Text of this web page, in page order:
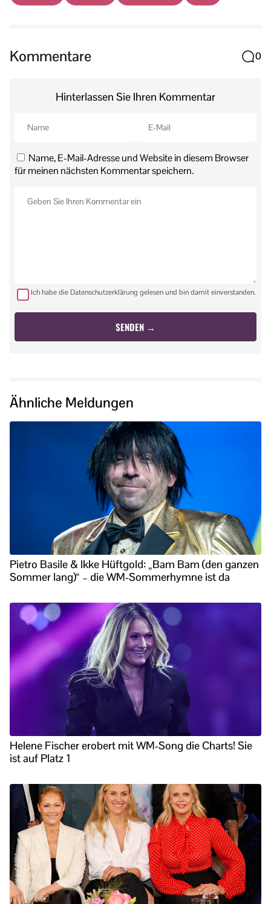
Kommentare 0
Hinterlassen Sie Ihren Kommentar
Name, E-Mail-Adresse und Website in diesem Browser
für meinen nächsten Kommentar speichern.
Ich habe die Datenschutzerklärung gelesen und bin damit einverstanden.
Ähnliche Meldungen
Pietro Basile & Ikke Hüftgold: „Bam Bam (den ganzen
Sommer lang)“ – die WM-Sommerhymne ist da
Helene Fischer erobert mit WM-Song die Charts! Sie
ist auf Platz 1